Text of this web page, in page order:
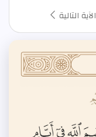
الآية التالية